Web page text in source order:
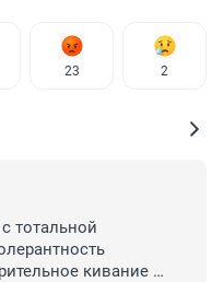
23 2
тотальной
кивание